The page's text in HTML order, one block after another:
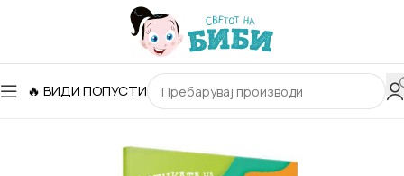
🔥 ВИДИ ПОПУСТИ